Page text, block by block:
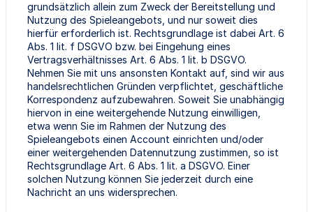
grundsätzlich allein zum Zweck der Bereitstellung und
Nutzung des Spieleangebots, und nur soweit dies
hierfür erforderlich ist. Rechtsgrundlage ist dabei Art. 6
Abs. 1 lit. f DSGVO bzw. bei Eingehung eines
Vertragsverhältnisses Art. 6 Abs. 1 lit. b DSGVO.
Nehmen Sie mit uns ansonsten Kontakt auf, sind wir aus
handelsrechtlichen Gründen verpflichtet, geschäftliche
Korrespondenz aufzubewahren. Soweit Sie unabhängig
hiervon in eine weitergehende Nutzung einwilligen,
etwa wenn Sie im Rahmen der Nutzung des
Spieleangebots einen Account einrichten und/oder
einer weitergehenden Datennutzung zustimmen, so ist
Rechtsgrundlage Art. 6 Abs. 1 lit. a DSGVO. Einer
solchen Nutzung können Sie jederzeit durch eine
Nachricht an uns widersprechen.